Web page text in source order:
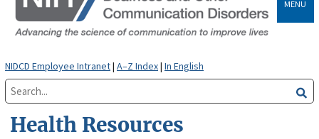
MENU
NIDCD Employee Intranet|A–Z Index|In English
Health Resources